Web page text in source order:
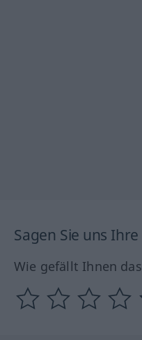
Sagen Sie uns
Wie gefällt Ihnen